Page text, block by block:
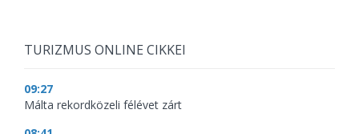
TURIZMUS ONLINE CIKKEI
09:27
Málta rekordközeli félévet zárt